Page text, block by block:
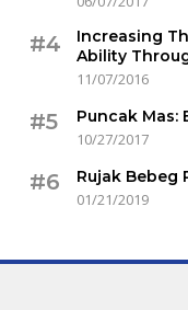
#4
Increasing
Ability
11/07/2016
#5
Puncak Mas:
10/27/2017
#6
Rujak Bebeg
01/21/2019